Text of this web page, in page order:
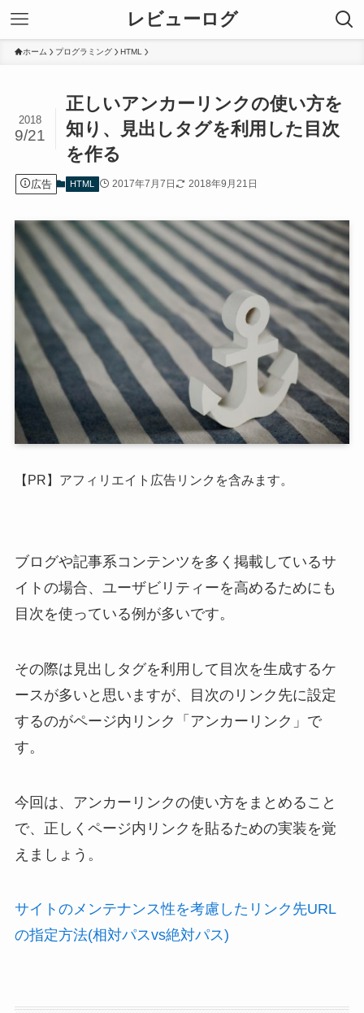
レビューログ
ホーム プログラミング HTML
正しいアンカーリンクの使い方を
知り、見出しタグを利用した目次
を作る
2018
9/21
広告 HTML 2017年7月7日 2018年9月21日
【PR】アフィリエイト広告リンクを含みます。
ブログや記事系コンテンツを多く掲載しているサ
イトの場合、ユーザビリティーを高めるためにも
目次を使っている例が多いです。
その際は見出しタグを利用して目次を生成するケ
ースが多いと思いますが、目次のリンク先に設定
するのがページ内リンク「アンカーリンク」で
す。
今回は、アンカーリンクの使い方をまとめること
で、正しくページ内リンクを貼るための実装を覚
えましょう。
サイトのメンテナンス性を考慮したリンク先URL
の指定方法(相対パスvs絶対パス)